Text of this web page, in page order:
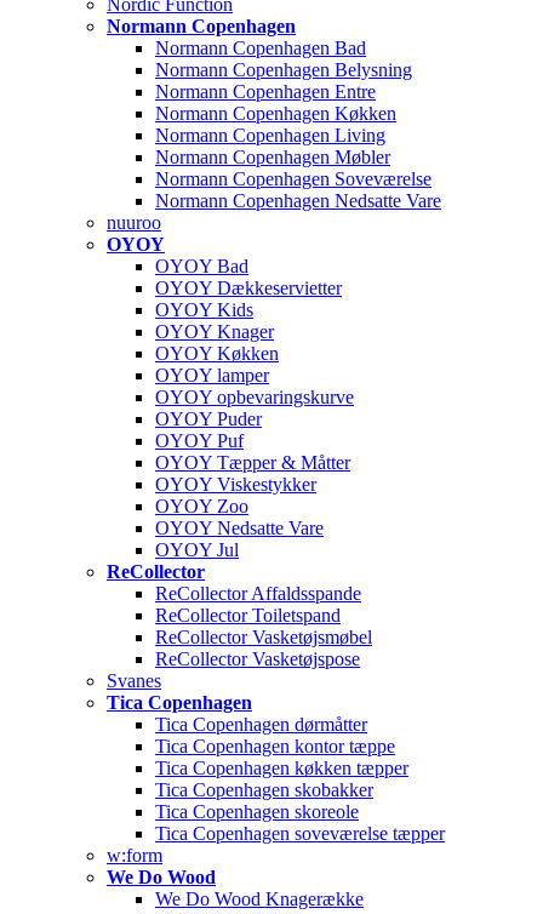
Nordic Function
Normann Copenhagen
Normann Copenhagen Bad
Normann Copenhagen Belysning
Normann Copenhagen Entre
Normann Copenhagen Køkken
Normann Copenhagen Living
Normann Copenhagen Møbler
Normann Copenhagen Soveværelse
Normann Copenhagen Nedsatte Vare
nuuroo
OYOY
OYOY Bad
OYOY Dækkeservietter
OYOY Kids
OYOY Knager
OYOY Køkken
OYOY lamper
OYOY opbevaringskurve
OYOY Puder
OYOY Puf
OYOY Tæpper & Måtter
OYOY Viskestykker
OYOY Zoo
OYOY Nedsatte Vare
OYOY Jul
ReCollector
ReCollector Affaldsspande
ReCollector Toiletspand
ReCollector Vasketøjsmøbel
ReCollector Vasketøjspose
Svanes
Tica Copenhagen
Tica Copenhagen dørmåtter
Tica Copenhagen kontor tæppe
Tica Copenhagen køkken tæpper
Tica Copenhagen skobakker
Tica Copenhagen skoreole
Tica Copenhagen soveværelse tæpper
w:form
We Do Wood
We Do Wood Knagerække